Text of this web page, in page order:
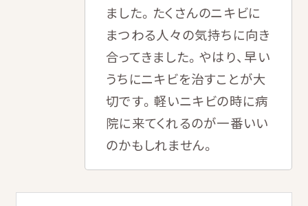
ました。たくさんのニキビに
まつわる人々の気持ちに向き
合ってきました。やはり、早い
うちにニキビを治すことが大
切です。軽いニキビの時に病
院に来てくれるのが一番いい
のかもしれません。